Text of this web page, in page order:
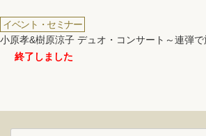
イベント・セミナー
小原孝&樹原涼子 デュオ・コンサート～連弾
終了しました